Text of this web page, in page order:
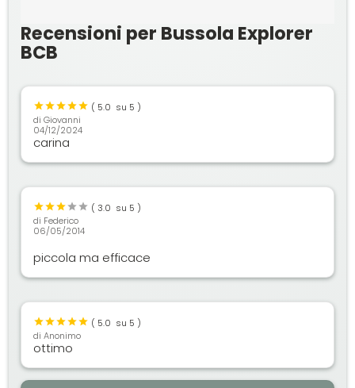
Recensioni per Bussola Explorer
BCB
( 5.0 su 5 )
diGiovanni
04/12/2024
carina
( 3.0 su 5 )
di Federico
06/05/2014
piccola ma efficace
( 5.0 su 5 )
diAnonimo
ottimo